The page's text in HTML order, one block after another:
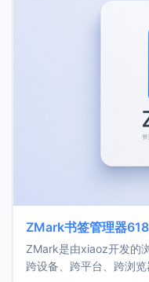
ZMark书签管理器
ZMark是由xiaoz开发的
跨设备、跨平台、跨浏